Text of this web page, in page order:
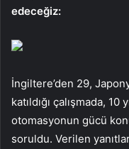
edeceğiz:
İngiltere’den 29,
katıldığı çalışmada,
otomasyonun gücü
soruldu. Verilen